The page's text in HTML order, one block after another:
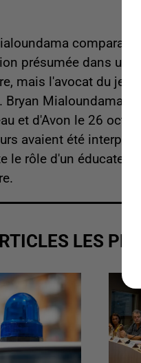
présumée dans une
mais l'avocat du
Bryan Mialoundama
et d'Avon le 26
avaient été
le rôle d'un
LES